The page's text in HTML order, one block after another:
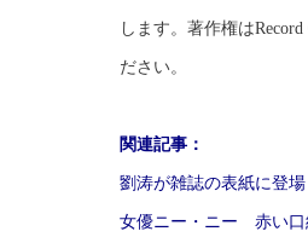
します。著作権は
ださい。
関連記事：
劉涛が雑誌の表紙に登
女優ニー・ニー 赤い口